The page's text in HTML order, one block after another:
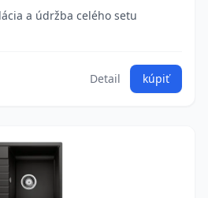
a údržba celého setu
Detail kúpiť